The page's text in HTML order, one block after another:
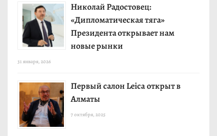
Николай Радостовец:
«Дипломатическая тяга»
Президента открывает нам
новые рынки
31 января, 2026
Первый салон Leica открыт в
Алматы
7 октября, 2025